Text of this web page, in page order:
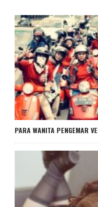
PARA WANITA PENGEMAR